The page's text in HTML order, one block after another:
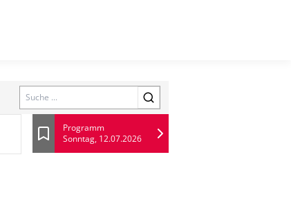
Search
15 August
Lesezeichen
Programm
Sonntag, 12.07.2026